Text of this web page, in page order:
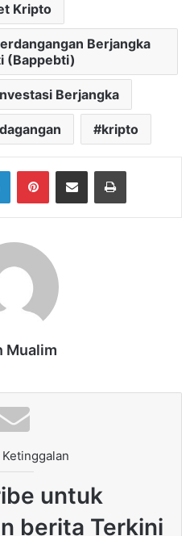
Kripto
Berjangka
(Bappebti)
Berjangka
kripto
LinkedInPinterestShare via Email Print
Mualim
untuk
berita Terkini